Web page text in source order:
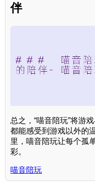
伴
总之，“喵音陪玩”将游
都能感受到游戏以外的
里，喵音陪玩让每个孤
彩。
喵音陪玩